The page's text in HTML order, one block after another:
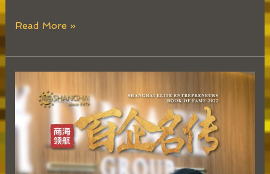
Read More »
友
雁
Dr.
Yew